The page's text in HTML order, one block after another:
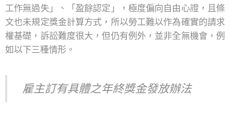
工作無過失」、「盈餘認定」，極度偏向自由心證，且條
文也未規定獎金計算方式，所以勞工難以作為確實的請求
權基礎，訴訟難度很大，但仍有例外，並非全無機會，例
如以下三種情形。
雇主訂有具體之年終獎金發放辦法